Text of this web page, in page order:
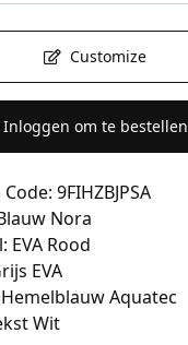
Customize
Inloggen om te bestellen
9FIHZBJPSA
Nora
EVA Rood
EVA
Aquatec
Wit